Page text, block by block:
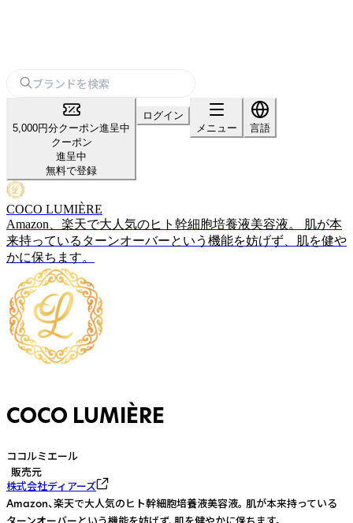
5,000円分クーポン進呈中
クーポン
進呈中
無料で登録
ログイン
メニュー
言語
COCO LUMIÈRE
Amazon、楽天で大人気のヒト幹細胞培養液美容液。 肌が本
来持っているターンオーバーという機能を妨げず、肌を健や
かに保ちます。
COCO LUMIÈRE
ココルミエール
販売元
株式会社ディアーズ
Amazon、楽天で大人気のヒト幹細胞培養液美容液。 肌が本来持っている